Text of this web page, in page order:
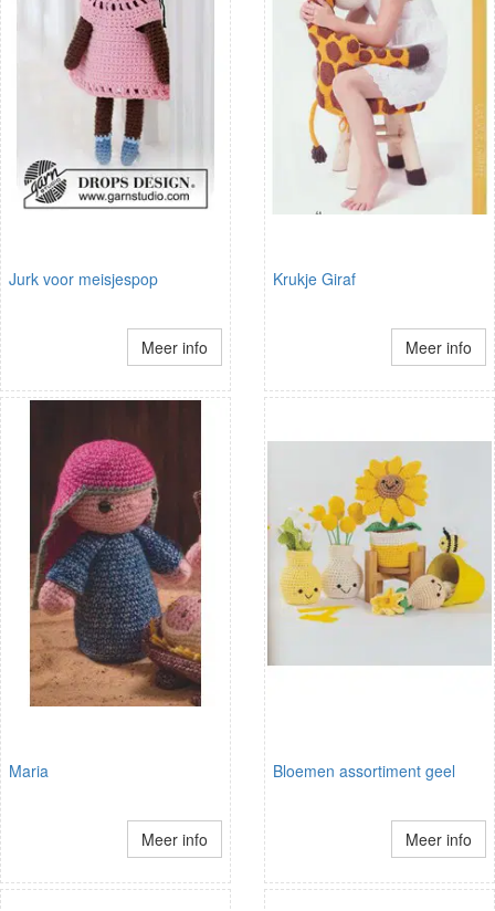
Jurk voor meisjespop
Meer info
Krukje Giraf
Meer info
Maria
Meer info
Bloemen assortiment geel
Meer info